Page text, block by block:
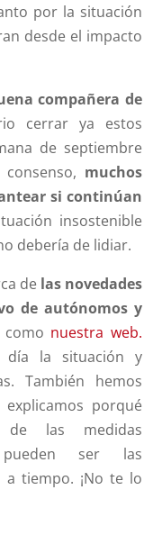
por la situación
desde el impacto
compañera de
cerrar ya estos
de septiembre
muchos
si continúan
insostenible
debería de lidiar.
de las novedades
de autónomos y
como nuestra web.
día la situación y
También hemos
porqué
las medidas
ser las
a tiempo. ¡No te lo